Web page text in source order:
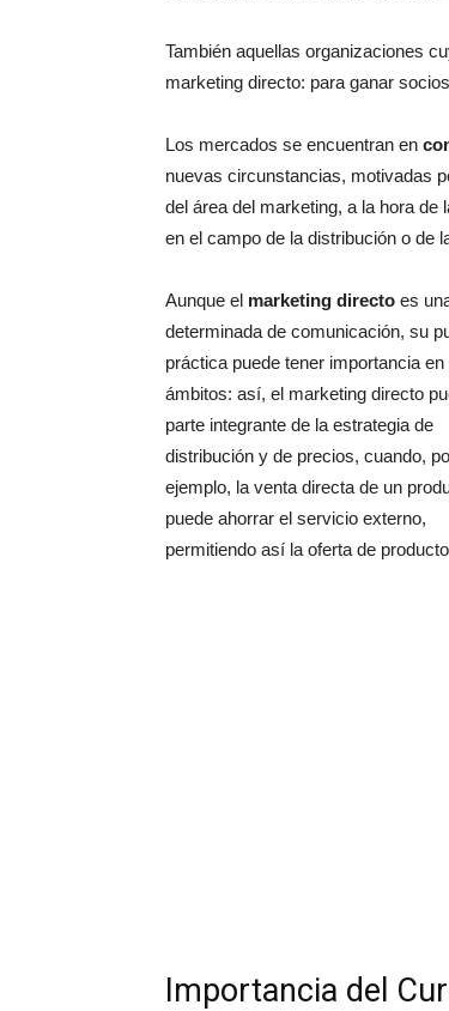
También aquellas organizaciones
marketing directo: para ganar
Los mercados se encuentran en
nuevas circunstancias, motivadas
del área del marketing, a la hora
en el campo de la distribución o de
Aunque el marketing directo es
determinada de comunicación, su
práctica puede tener importancia en
ámbitos: así, el marketing directo
parte integrante de la estrategia de
distribución y de precios, cuando,
ejemplo, la venta directa de un
puede ahorrar el servicio externo,
permitiendo así la oferta de
Importancia del